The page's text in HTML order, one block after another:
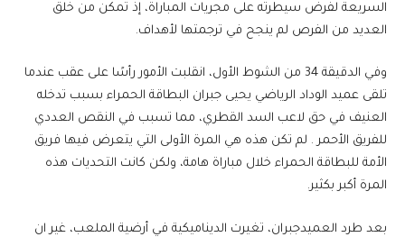
السريعة لفرض سيطرته على مجريات المباراة، إذ تمكن من خلق
العديد من الفرص لم ينجح في ترجمتها لأهداف.
وفي الدقيقة 34 من الشوط الأول، انقلبت الأمور رأسًا على عقب عندما
تلقى عميد الوداد الرياضي يحيى جبران البطاقة الحمراء بسبب تدخله
العنيف في حق لاعب السد القطري، مما تسبب في النقص العددي
للفريق الأحمر . لم تكن هذه هي المرة الأولى التي يتعرض فيها فريق
الأمة للبطاقة الحمراء خلال مباراة هامة، ولكن كانت التحديات هذه
المرة أكبر بكثير.
بعد طرد العميدجبران، تغيرت الديناميكية في أرضية الملعب، غير ان